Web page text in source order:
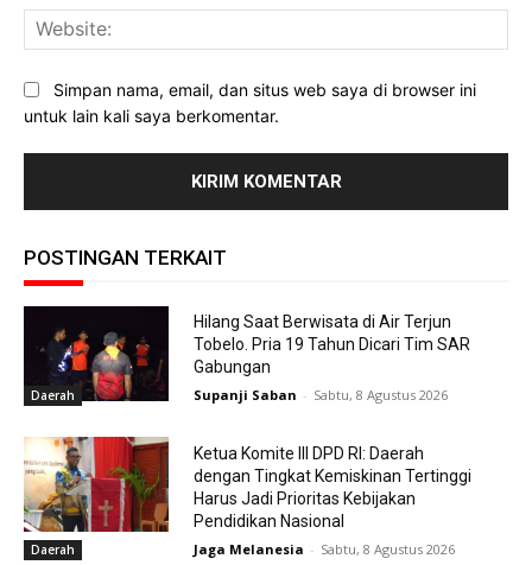
Simpan nama, email, dan situs web saya di browser ini
untuk lain kali saya berkomentar.
POSTINGAN TERKAIT
Daerah
Hilang Saat Berwisata di Air Terjun
Tobelo. Pria 19 Tahun Dicari Tim SAR
Gabungan
Supanji Saban - Sabtu, 8 Agustus 2026
Daerah
Ketua Komite III DPD RI: Daerah
dengan Tingkat Kemiskinan Tertinggi
Harus Jadi Prioritas Kebijakan
Pendidikan Nasional
Jaga Melanesia - Sabtu, 8 Agustus 2026